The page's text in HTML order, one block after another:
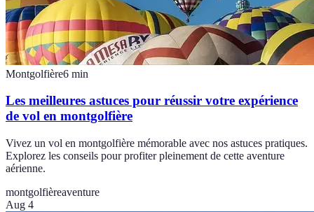
Montgolfière6 min
Les meilleures astuces pour réussir votre expérience
de vol en montgolfière
Vivez un vol en montgolfière mémorable avec nos astuces pratiques.
Explorez les conseils pour profiter pleinement de cette aventure
aérienne.
montgolfièreaventure
Aug 4